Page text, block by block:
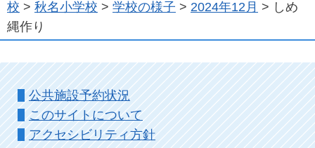
校 > 秋名小学校 > 学校の様子 > 2024年12月 > しめ
縄作り
公共施設予約状況
このサイトについて
アクセシビリティ方針